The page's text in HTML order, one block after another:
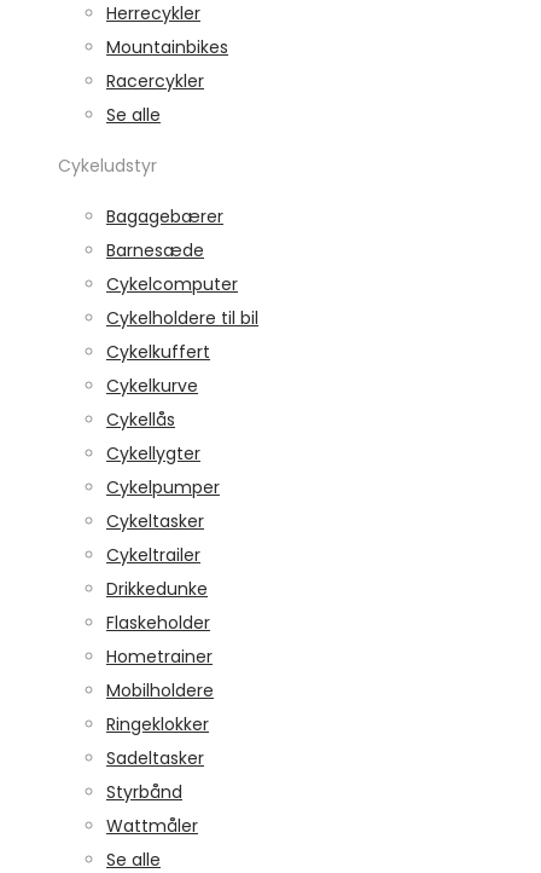
Herrecykler
Mountainbikes
Racercykler
Se alle
Cykeludstyr
Bagagebærer
Barnesæde
Cykelcomputer
Cykelholdere til bil
Cykelkuffert
Cykelkurve
Cykellås
Cykellygter
Cykelpumper
Cykeltasker
Cykeltrailer
Drikkedunke
Flaskeholder
Hometrainer
Mobilholdere
Ringeklokker
Sadeltasker
Styrbånd
Wattmåler
Se alle